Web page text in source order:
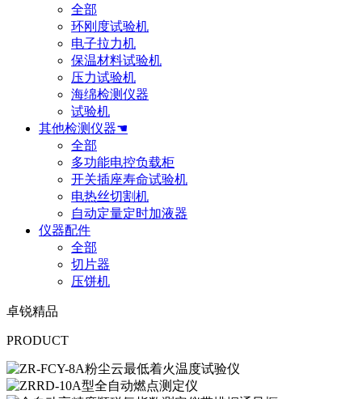
全部
环刚度试验机
电子拉力机
保温材料试验机
压力试验机
海绵检测仪器
试验机
其他检测仪器☚
全部
多功能电控负载柜
开关插座寿命试验机
电热丝切割机
自动定量定时加液器
仪器配件
全部
切片器
压饼机
卓锐精品
PRODUCT